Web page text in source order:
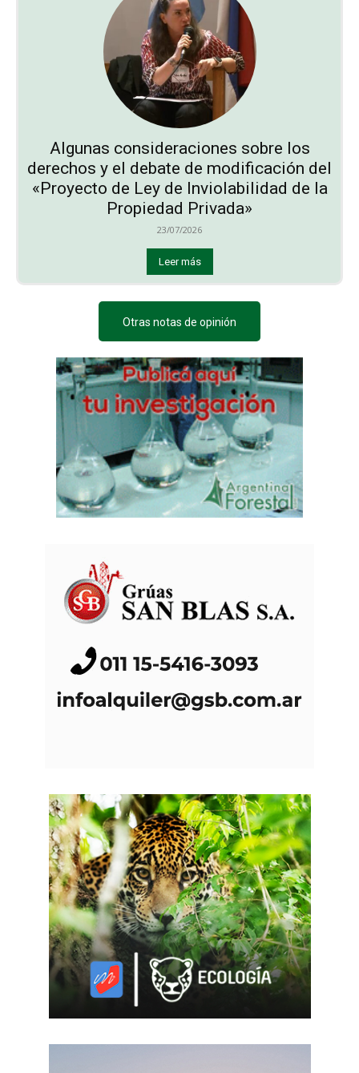
Algunas consideraciones sobre los
derechos y el debate de modificación del
«Proyecto de Ley de Inviolabilidad de la
Propiedad Privada»
23/07/2026
Leer más
Otras notas de opinión